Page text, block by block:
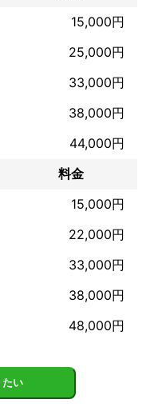
ル、俳優、声優各種オー
申しつけ下さい。
バイスしながらより素敵
ラインで送ります。
15,000円
25,000円
33,000円
38,000円
44,000円
料金
15,000円
22,000円
33,000円
38,000円
48,000円
たい